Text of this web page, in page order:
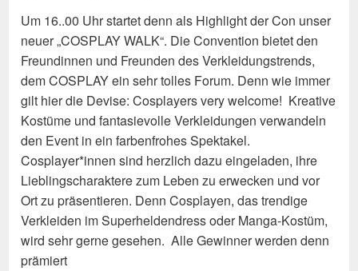
Um 16..00 Uhr startet denn als Highlight der Con unser
neuer „COSPLAY WALK“. Die Convention bietet den
Freundinnen und Freunden des Verkleidungstrends,
dem COSPLAY ein sehr tolles Forum. Denn wie immer
gilt hier die Devise: Cosplayers very welcome! Kreative
Kostüme und fantasievolle Verkleidungen verwandeln
den Event in ein farbenfrohes Spektakel.
Cosplayer*innen sind herzlich dazu eingeladen, ihre
Lieblingscharaktere zum Leben zu erwecken und vor
Ort zu präsentieren. Denn Cosplayen, das trendige
Verkleiden im Superheldendress oder Manga-Kostüm,
wird sehr gerne gesehen. Alle Gewinner werden denn
prämiert